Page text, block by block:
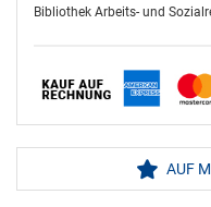
Bibliothek Arbeits- und
AUF